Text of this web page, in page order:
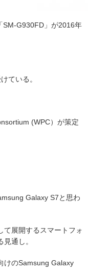
SM-G930FD」が2016年
ている。
(WPC）が策定
Galaxy S7と思わ
展開するスマートフォ
通し。
けのSamsung Galaxy